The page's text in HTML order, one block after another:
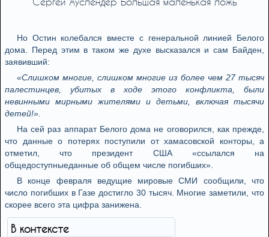
Но Остин колебался вместе с генеральной линией Белого
дома. Перед этим в таком же духе высказался и сам Байден,
заявивший:
«Слишком многие, слишком многие из более чем 27 тысяч
палестинцев, убитых в ходе этого конфликта, были
невинными мирными жителями и детьми, включая тысячи
детей!».
На сей раз аппарат Белого дома не оговорился, как прежде,
что данные о потерях поступили от хамасовской конторы, а
отметил, что президент США «ссылался на
общедоступныеданные об общем числе погибших».
В конце февраля ведущие мировые СМИ сообщили, что
число погибших в Газе достигло 30 тысяч. Многие заметили, что
скорее всего эта цифра занижена.
В контексте